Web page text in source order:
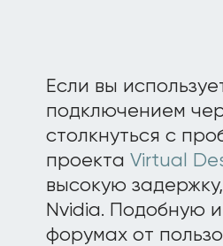
Если вы
подключением
столкнуться с
проекта Virtual
высокую
Nvidia. Подобную
форумах от